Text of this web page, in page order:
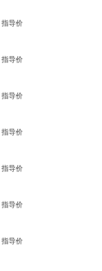
指导价
指导价
指导价
指导价
指导价
指导价
指导价